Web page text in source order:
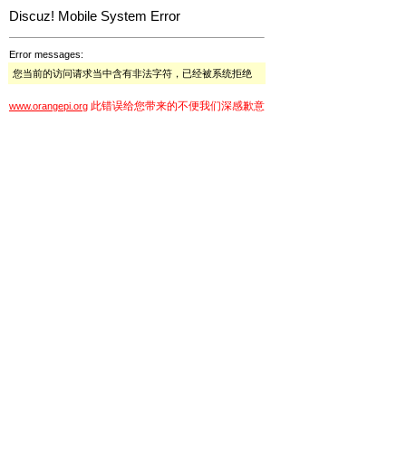
Discuz! Mobile System Error
Error messages:
您当前的访问请求当中含有非法字符，已经被系统拒绝
www.orangepi.org 此错误给您带来的不便我们深感歉意